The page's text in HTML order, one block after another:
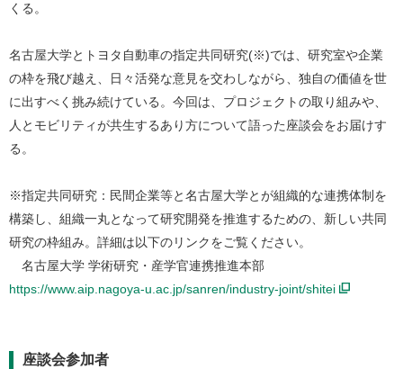
くる。
名古屋大学とトヨタ自動車の指定共同研究(※)では、研究室や企業
の枠を飛び越え、日々活発な意見を交わしながら、独自の価値を世
に出すべく挑み続けている。今回は、プロジェクトの取り組みや、
人とモビリティが共生するあり方について語った座談会をお届けす
る。
※指定共同研究：民間企業等と名古屋大学とが組織的な連携体制を
構築し、組織一丸となって研究開発を推進するための、新しい共同
研究の枠組み。詳細は以下のリンクをご覧ください。
名古屋大学 学術研究・産学官連携推進本部
https://www.aip.nagoya-u.ac.jp/sanren/industry-joint/shitei
座談会参加者